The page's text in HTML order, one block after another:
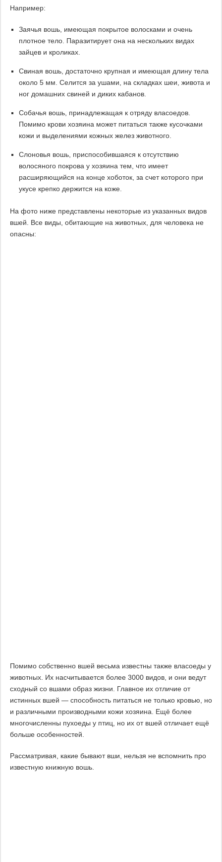
Например:
Заячья вошь, имеющая покрытое волосками и очень
плотное тело. Паразитирует она на нескольких видах
зайцев и кроликах.
Свиная вошь, достаточно крупная и имеющая длину тела
около 5 мм. Селится за ушами, на складках шеи, живота и
ног домашних свиней и диких кабанов.
Собачья вошь, принадлежащая к отряду власоедов.
Помимо крови хозяина может питаться также кусочками
кожи и выделениями кожных желез животного.
Слоновья вошь, приспособившаяся к отсутствию
волосяного покрова у хозяина тем, что имеет
расширяющийся на конце хоботок, за счет которого при
укусе крепко держится на коже.
На фото ниже представлены некоторые из указанных видов
вшей. Все виды, обитающие на животных, для человека не
опасны:
Помимо собственно вшей весьма известны также власоеды у
животных. Их насчитывается более 3000 видов, и они ведут
сходный со вшами образ жизни. Главное их отличие от
истинных вшей — способность питаться не только кровью, но
и различными производными кожи хозяина. Ещё более
многочисленны пухоеды у птиц, но их от вшей отличает ещё
больше особенностей.
Рассматривая, какие бывают вши, нельзя не вспомнить про
известную книжную вошь.